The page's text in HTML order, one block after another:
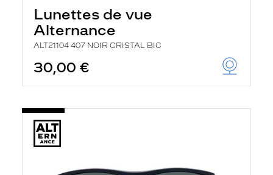
Lunettes de vue
Alternance
ALT21104 407 NOIR CRISTAL BIC
30,00 €